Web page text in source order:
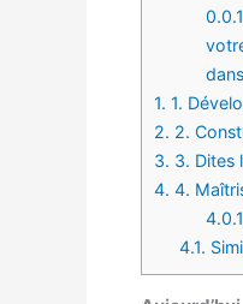
1. 1.
2. 2.
3. 3. Dites
4. 4.
4.1.